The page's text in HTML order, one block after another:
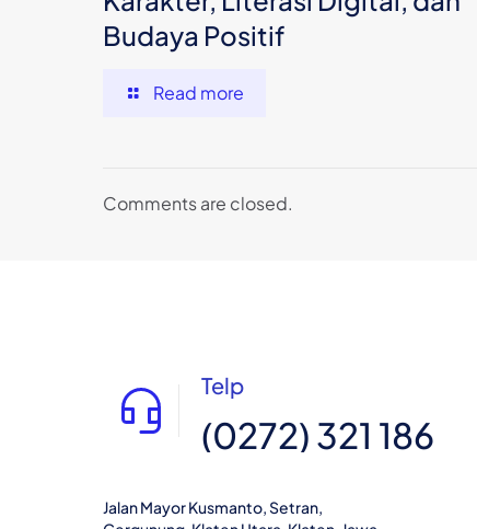
Budaya Positif
Read more
Comments are closed.
Telp
(0272) 321 186
Jalan Mayor Kusmanto, Setran,